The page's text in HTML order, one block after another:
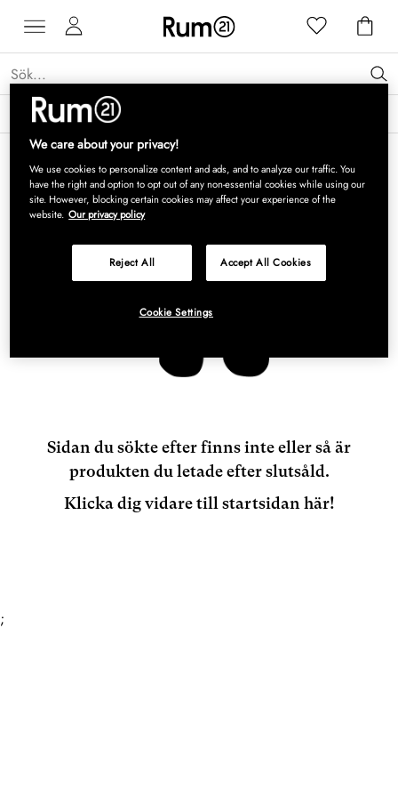
Få 15 % rabatt på Grythyttan Stålmöbler* →
Sidan du sökte efter finns inte eller så är
produkten du letade efter slutsåld.
Klicka dig vidare till startsidan här!
;
We care about your privacy!
We use cookies to personalize content and ads, and to analyze our traffic. You
have the right and option to opt out of any non-essential cookies while using our
site. However, blocking certain cookies may affect your experience of the
website. Our privacy policy
Reject All Accept All Cookies
Cookie Settings